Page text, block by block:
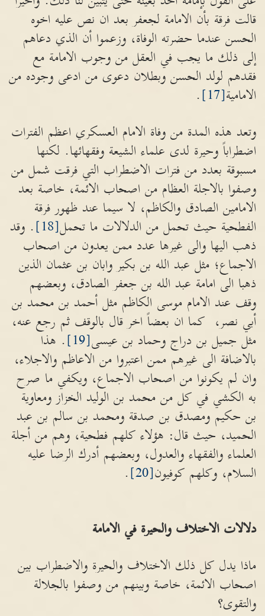
قالت فرقة بأن الامامة لجعفر بعد ان نص عليه اخوه
الحسن عندما حضرته الوفاة، وزعموا أن الذي دعاهم
إلى ذلك ما يجب في العقل من وجوب الامامة مع
فقدهم لولد الحسن وبطلان دعوى من ادعى وجوده من
الامامية[17]
.
وتعد هذه المدة من وفاة الامام العسكري اعظم الفترات
اضطراباً وحيرة لدى علماء الشيعة وفقهائها. لكنها
مسبوقة بعدد من فترات الاضطراب التي فرقت شمل من
وصفوا بالاجلة العظام من اصحاب الائمة، خاصة بعد
الامامين الصادق والكاظم، لا سيما عند ظهور فرقة
الفطحية حيث تحمل من الدلالات ما تحمل[18]
. وقد
ذهب اليها والى غيرها عدد ممن يعدون من اصحاب
الاجماع؛ مثل عبد الله بن بكير وابان بن عثمان الذين
ذهبا الى امامة عبد الله بن جعفر الصادق، وبعضهم
وقف عند الامام موسى الكاظم مثل أحمد بن محمد بن
أبي نصر، كما ان بعضاً اخر قال بالوقف ثم رجع عنه،
مثل جميل بن دراج وحماد بن عيسى[19]
. هذا
بالاضافة الى غيرهم ممن اعتبروا من الاعاظم والاجلاء،
وان لم يكونوا من اصحاب الاجماع، ويكفي ما صرح
به الكشي في كل من محمد بن الوليد الخزاز ومعاوية
بن حكيم ومصدق بن صدقة ومحمد بن سالم بن عبد
الحميد، حيث قال: هؤلاء كلهم فطحية، وهم من أجلة
العلماء والفقهاء والعدول، وبعضهم أدرك الرضا عليه
السلام، وكلهم كوفيون[20]
.
دلالات الاختلاف والحيرة في الامامة
ماذا يدل كل ذلك الاختلاف والحيرة والاضطراب بين
اصحاب الائمة، خاصة وبينهم من وصفوا بالجلالة
والتقوى؟